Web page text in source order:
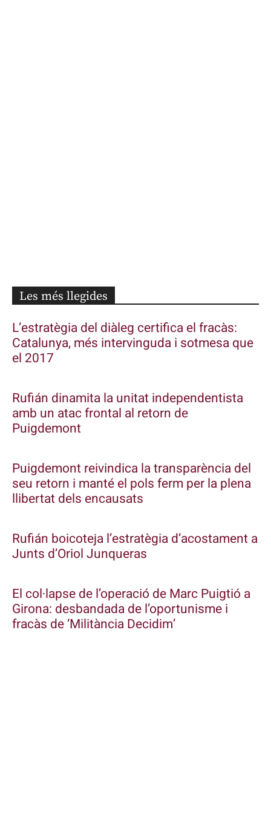
Les més llegides
L’estratègia del diàleg certifica el fracàs:
Catalunya, més intervinguda i sotmesa que
el 2017
Rufián dinamita la unitat independentista
amb un atac frontal al retorn de
Puigdemont
Puigdemont reivindica la transparència del
seu retorn i manté el pols ferm per la plena
llibertat dels encausats
Rufián boicoteja l’estratègia d’acostament a
Junts d’Oriol Junqueras
El col·lapse de l’operació de Marc Puigtió a
Girona: desbandada de l’oportunisme i
fracàs de ‘Militància Decidim’